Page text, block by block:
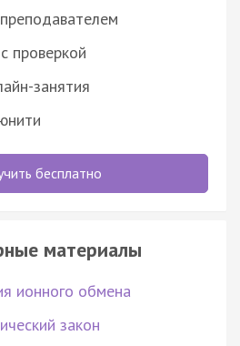
проверкой
занятия
бесплатно
материалы
ионного обмена
закон